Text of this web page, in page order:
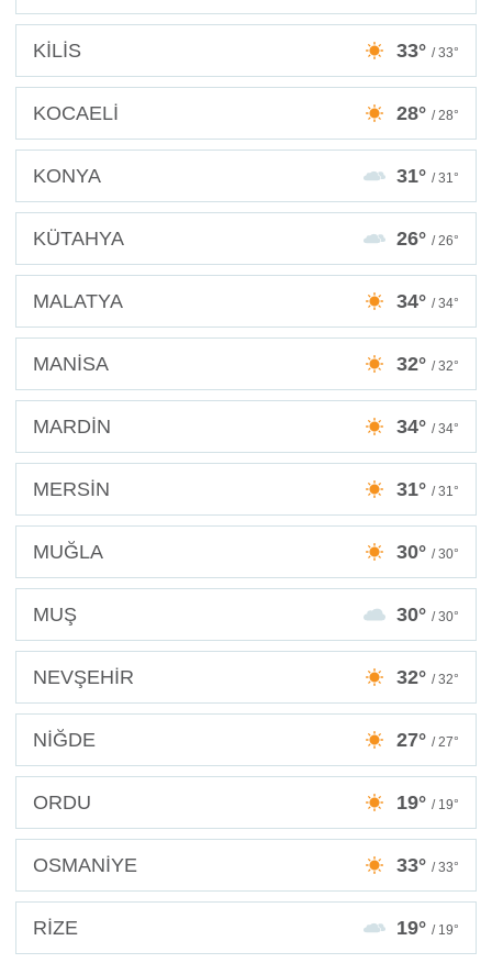
KİLİS 33° / 33°
KOCAELİ 28° / 28°
KONYA 31° / 31°
KÜTAHYA 26° / 26°
MALATYA 34° / 34°
MANİSA 32° / 32°
MARDİN 34° / 34°
MERSİN 31° / 31°
MUĞLA 30° / 30°
MUŞ 30° / 30°
NEVŞEHİR 32° / 32°
NİĞDE 27° / 27°
ORDU 19° / 19°
OSMANİYE 33° / 33°
RİZE 19° / 19°